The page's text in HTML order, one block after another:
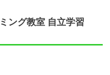
ング教室 自立学習